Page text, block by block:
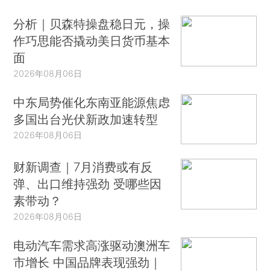
分析｜贝森特操盘稳日元，操
作巧思能否撬动美日货币基本
面
2026年08月06日
中东局势催化东南亚能源焦虑
多国出台光伏新政加速转型
2026年08月06日
财新调查｜7月消费或有反
弹、出口维持强劲 受哪些因
素带动？
2026年08月06日
电动汽车需求高涨驱动澳洲车
市增长 中国品牌表现强劲｜